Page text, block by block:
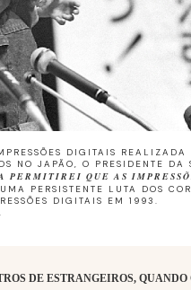
DIGITAIS
NO JAPÃO, O PRESIDENTE
PERMITIREI QUE AS
PERSISTENTE LUTA DOS
DIGITAIS EM 1993.
DE ESTRANGEIROS, QUANDO